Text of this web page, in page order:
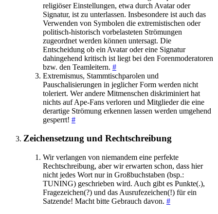
religiöser Einstellungen, etwa durch Avatar oder
Signatur, ist zu unterlassen. Insbesondere ist auch das
Verwenden von Symbolen die extremistischen oder
politisch-historisch vorbelasteten Strömungen
zugeordnet werden können untersagt. Die
Entscheidung ob ein Avatar oder eine Signatur
dahingehend kritisch ist liegt bei den Forenmoderatoren
bzw. den Teamleitern. #
Extremismus, Stammtischparolen und
Pauschalisierungen in jeglicher Form werden nicht
toleriert. Wer andere Mitmenschen diskriminiert hat
nichts auf Ape-Fans verloren und Mitglieder die eine
derartige Strömung erkennen lassen werden umgehend
gesperrt! #
Zeichensetzung und Rechtschreibung
Wir verlangen von niemandem eine perfekte
Rechtschreibung, aber wir erwarten schon, dass hier
nicht jedes Wort nur in Großbuchstaben (bsp.:
TUNING) geschrieben wird. Auch gibt es Punkte(.),
Fragezeichen(?) und das Ausrufezeichen(!) für ein
Satzende! Macht bitte Gebrauch davon. #